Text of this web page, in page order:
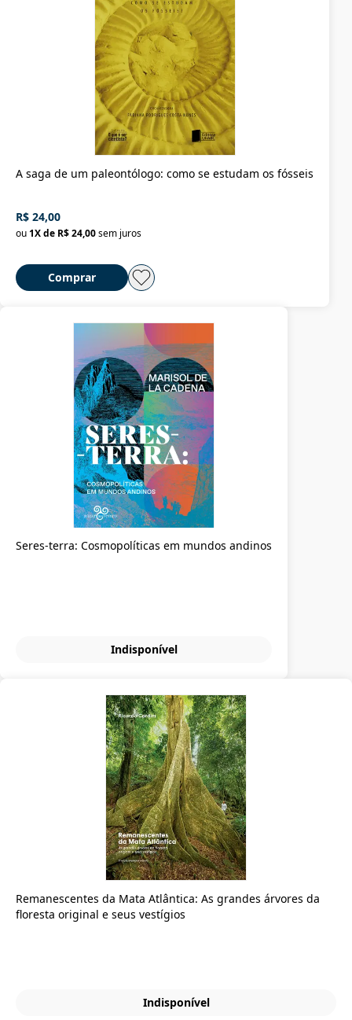
A saga de um paleontólogo: como se estudam os fósseis
R$ 24,00
ou1X de R$ 24,00sem juros
Comprar
Seres-terra: Cosmopolíticas em mundos andinos
Indisponível
Remanescentes da Mata Atlântica: As grandes árvores da
floresta original e seus vestígios
Indisponível